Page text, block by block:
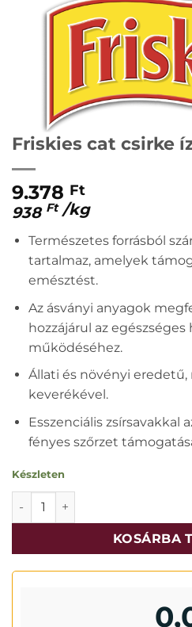
Friskies cat csirke
9.378 Ft
938 Ft /kg
Természetes forrásból
tartalmaz, amelyek
emésztést.
Az ásványi anyagok
hozzájárul az
működéséhez.
Állati és növényi
keverékével.
Esszenciális zsírsavakkal
fényes szőrzet
Készleten
Friskies cat csirke ízben 10kg
KOSÁRBA